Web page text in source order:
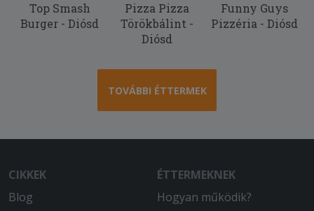
Top Smash
Burger - Diósd
Pizza Pizza
Törökbálint -
Diósd
Funny Guys
Pizzéria - Diósd
TOVÁBBI ÉTTERMEK
CIKKEK
Blog
ÉTTERMEKNEK
Hogyan működik?